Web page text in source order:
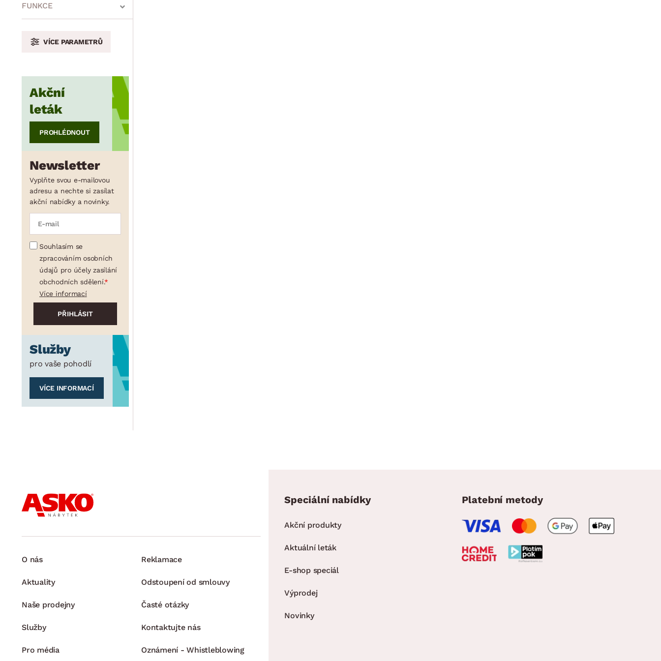
min.
min. cm max.
min. cm cm
FUNKCE
VÍCE PARAMETRŮ
Akční
leták
PROHLÉDNOUT
Newsletter
Vyplňte svou e-mailovou
adresu a nechte si zasílat
akční nabídky a novinky.
Souhlasím se
zpracováním osobních
údajů pro účely zasílání
obchodních sdělení.
Více informací
Služby
pro vaše pohodlí
VÍCE INFORMACÍ
O nás
Aktuality
Naše prodejny
Služby
Pro média
Reklamace
Odstoupení od smlouvy
Časté otázky
Kontaktujte nás
Oznámení - Whistleblowing
Speciální nabídky
Akční produkty
Aktuální leták
E-shop speciál
Výprodej
Novinky
Platební metody